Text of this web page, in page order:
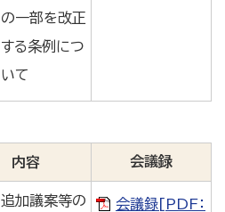
の一部を改正
する条例につ
いて
内容 会議録
追加議案等の
会議録[PDF：